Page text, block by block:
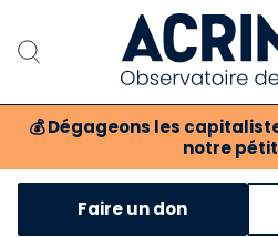
💰 Dégageons les
notre
Notre
Notre critique
Faire un don